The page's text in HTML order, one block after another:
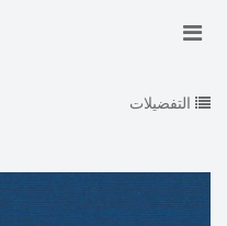
التفضيلات